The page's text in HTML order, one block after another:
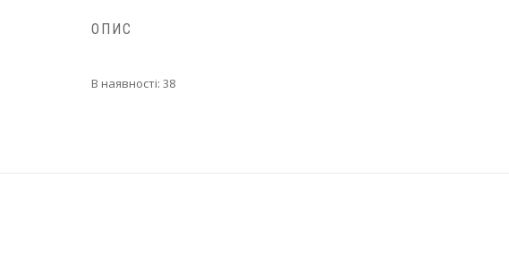
ОПИС
В наявності: 38